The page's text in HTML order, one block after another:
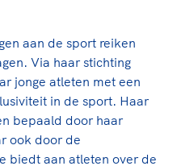
aan de sport reiken
Via haar stichting
jonge atleten met een
in de sport. Haar
bepaald door haar
ook door de
biedt aan atleten over de